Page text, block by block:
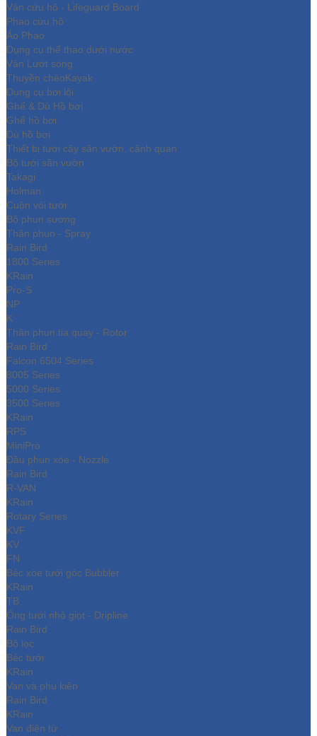
Ván cứu hộ - Lifeguard Board
Phao cứu hộ
Áo Phao
Dụng cụ thể thao dưới nước
Ván Lướt sóng
Thuyền chèoKayak
Dụng cụ bơi lội
Ghế & Dù Hồ bơi
Ghế hồ bơi
Dù hồ bơi
Thiết bị tưới cây sân vườn, cảnh quan
Bộ tưới sân vườn
Takagi
Holman
Cuộn vòi tưới
Bộ phun sương
Thân phun - Spray
Rain Bird
1800 Series
KRain
Pro-S
NP
K
Thân phun tia quay - Rotor
Rain Bird
Falcon 6504 Series
8005 Series
5000 Series
3500 Series
KRain
RPS
MiniPro
Đầu phun xòe - Nozzle
Rain Bird
R-VAN
KRain
Rotary Series
KVF
KV
FN
Béc xòe tưới góc Bubbler
KRain
TB
Ống tưới nhỏ giọt - Dripline
Rain Bird
Bộ lọc
Béc tưới
KRain
Van và phụ kiện
Rain Bird
KRain
Van điện từ